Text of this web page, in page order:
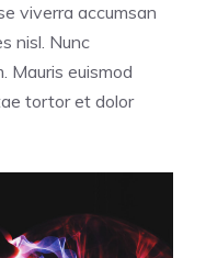
viverra accumsan
nisl. Nunc
Mauris euismod
tortor et dolor